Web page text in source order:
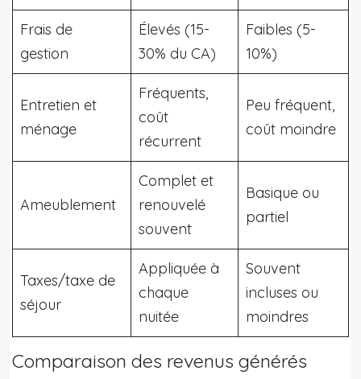
Frais de
gestion
Élevés (15-
30% du CA)
Faibles (5-
10%)
Entretien et
ménage
Fréquents,
coût
récurrent
Peu fréquent,
coût moindre
Ameublement
Complet et
renouvelé
souvent
Basique ou
partiel
Taxes/taxe de
séjour
Appliquée à
chaque
nuitée
Souvent
incluses ou
moindres
Comparaison des revenus générés